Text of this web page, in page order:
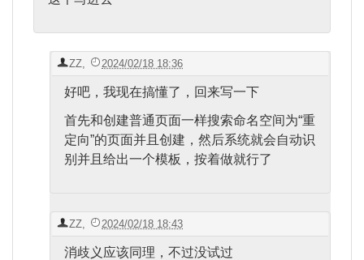
ZZ 2024/02/18 18:36
好吧，我现在搞懂了，回来写一下
首先和创建普通页面一样搜索命名空间为“重
定向”的页面并且创建，然后系统就会自动识
别并且给出一个模板，按着做就行了
ZZ 2024/02/18 18:43
消歧义应该同理，不过没试过